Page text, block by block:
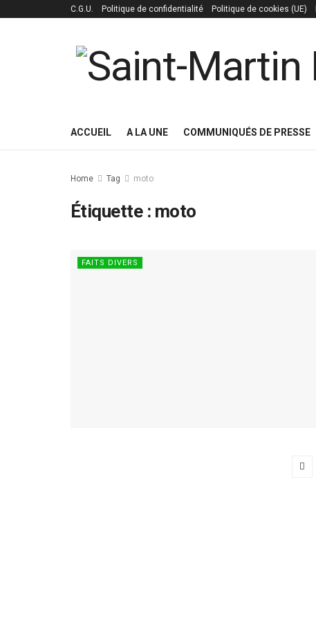
C.G.U. Politique de confidentialité Politique de cookies (UE)
ACCUEIL A LA UNE COMMUNIQUÉS DE PRESSE
Home Tag moto
Étiquette : moto
FAITS DIVERS